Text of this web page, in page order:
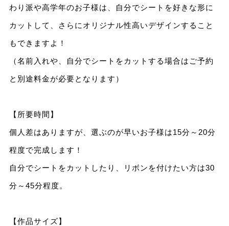
わり派や高学年のお子様は、自分でシートを好きな形に
カットして、さらにオリジナル性高いデザインすること
もできますよ！
（名前入れや、自分でシートをカットする場合はご予約
と別途料金が必要となります）
【所要時間】
個人差はありますが、選ぶのが早いお子様は15分～20分
程度で完成します！
自分でシートをカットしたり、リボンを付けたい方は30
分～45分程度。
【作品サイズ】